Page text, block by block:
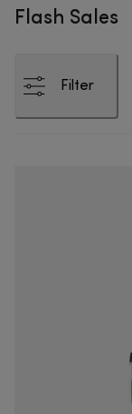
Flash Sales
Filter